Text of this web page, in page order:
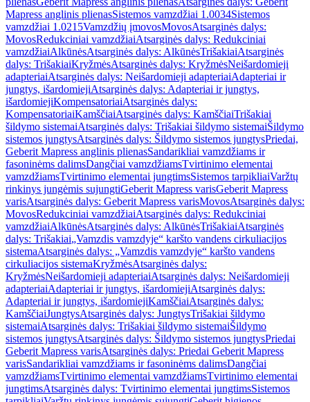
Mapress anglinis plienasSistemos vamzdžiai 1.0034Sistemos
vamzdžiai 1.0215Vamzdžių įmovosMovosAtsarginės dalys:
MovosRedukciniai vamzdžiaiAtsarginės dalys: Redukciniai
vamzdžiaiAlkūnėsAtsarginės dalys: AlkūnėsTrišakiaiAtsarginės
dalys: TrišakiaiKryžmėsAtsarginės dalys: KryžmėsNeišardomieji
adapteriaiAtsarginės dalys: Neišardomieji adapteriaiAdapteriai ir
jungtys, išardomiejiAtsarginės dalys: Adapteriai ir jungtys,
išardomiejiKompensatoriaiAtsarginės dalys:
KompensatoriaiKamščiaiAtsarginės dalys: KamščiaiTrišakiai
šildymo sistemaiAtsarginės dalys: Trišakiai šildymo sistemaiŠildymo
sistemos jungtysAtsarginės dalys: Šildymo sistemos jungtysPriedai,
Geberit Mapress anglinis plienasSandarikliai vamzdžiams ir
fasoninėms dalimsDangčiai vamzdžiamsTvirtinimo elementai
vamzdžiamsTvirtinimo elementai jungtimsSistemos tarpikliaiVaržtų
rinkinys jungėmis sujungtiGeberit Mapress varisGeberit Mapress
varisAtsarginės dalys: Geberit Mapress varisMovosAtsarginės dalys:
MovosRedukciniai vamzdžiaiAtsarginės dalys: Redukciniai
vamzdžiaiAlkūnėsAtsarginės dalys: AlkūnėsTrišakiaiAtsarginės
dalys: Trišakiai„Vamzdis vamzdyje“ karšto vandens cirkuliacijos
sistemaAtsarginės dalys: „Vamzdis vamzdyje“ karšto vandens
cirkuliacijos sistemaKryžmėsAtsarginės dalys:
KryžmėsNeišardomieji adapteriaiAtsarginės dalys: Neišardomieji
adapteriaiAdapteriai ir jungtys, išardomiejiAtsarginės dalys:
Adapteriai ir jungtys, išardomiejiKamščiaiAtsarginės dalys:
KamščiaiJungtysAtsarginės dalys: JungtysTrišakiai šildymo
sistemaiAtsarginės dalys: Trišakiai šildymo sistemaiŠildymo
sistemos jungtysAtsarginės dalys: Šildymo sistemos jungtysPriedai
Geberit Mapress varisAtsarginės dalys: Priedai Geberit Mapress
varisSandarikliai vamzdžiams ir fasoninėms dalimsDangčiai
vamzdžiamsTvirtinimo elementai vamzdžiamsTvirtinimo elementai
jungtimsAtsarginės dalys: Tvirtinimo elementai jungtimsSistemos